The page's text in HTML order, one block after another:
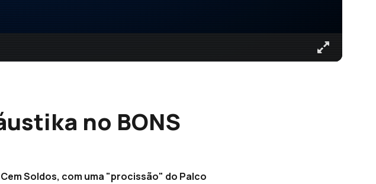
no BONS
Soldos, com uma "procissão" do Palco